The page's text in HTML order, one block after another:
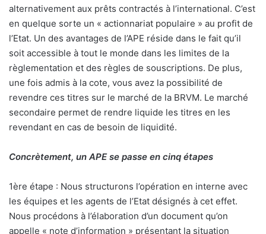
alternativement aux prêts contractés à l’international. C’est
en quelque sorte un « actionnariat populaire » au profit de
l’Etat. Un des avantages de l’APE réside dans le fait qu’il
soit accessible à tout le monde dans les limites de la
règlementation et des règles de souscriptions. De plus,
une fois admis à la cote, vous avez la possibilité de
revendre ces titres sur le marché de la BRVM. Le marché
secondaire permet de rendre liquide les titres en les
revendant en cas de besoin de liquidité.
Concrètement, un APE se passe en cinq étapes
1ère étape : Nous structurons l’opération en interne avec
les équipes et les agents de l’Etat désignés à cet effet.
Nous procédons à l’élaboration d’un document qu’on
appelle « note d’information » présentant la situation